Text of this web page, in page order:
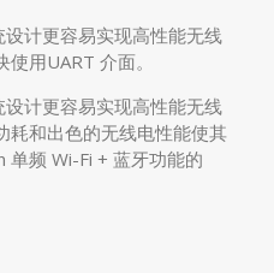
计更容易实现高性能无线
用UART 介面。
计更容易实现高性能无线
耗和出色的无线电性能使其
频 Wi-Fi + 蓝牙功能的